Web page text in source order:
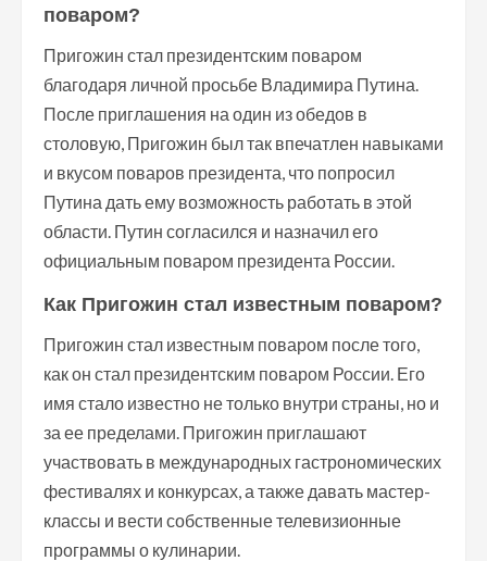
поваром?
Пригожин стал президентским поваром
благодаря личной просьбе Владимира Путина.
После приглашения на один из обедов в
столовую, Пригожин был так впечатлен навыками
и вкусом поваров президента, что попросил
Путина дать ему возможность работать в этой
области. Путин согласился и назначил его
официальным поваром президента России.
Как Пригожин стал известным поваром?
Пригожин стал известным поваром после того,
как он стал президентским поваром России. Его
имя стало известно не только внутри страны, но и
за ее пределами. Пригожин приглашают
участвовать в международных гастрономических
фестивалях и конкурсах, а также давать мастер-
классы и вести собственные телевизионные
программы о кулинарии.